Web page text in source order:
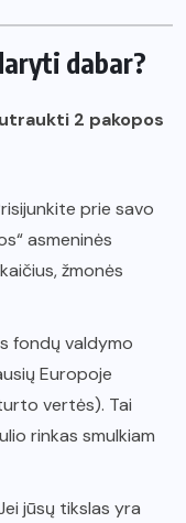
dabar?
2 pakopos
prie savo
asmeninės
žmonės
fondų valdymo
Europoje
vertės). Tai
rinkas smulkiam
jūsų tikslas yra